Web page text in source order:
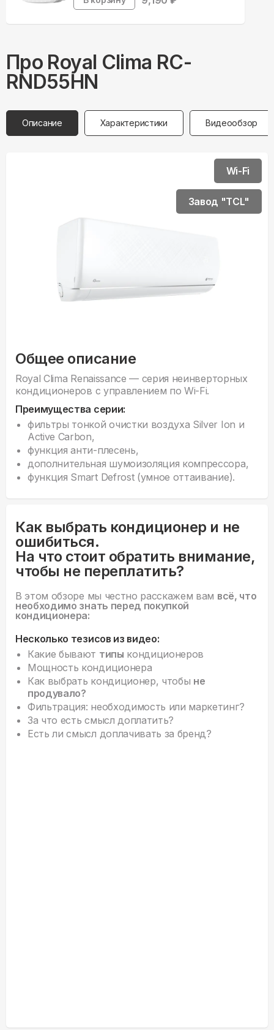
Про Royal Clima RC-
RND55HN
Описание Характеристики Видеообзор
Общее описание
Royal Clima Renaissance — серия неинверторных
кондиционеров с управлением по Wi-Fi.
Преимущества серии:
фильтры тонкой очистки воздуха Silver Ion и
Active Carbon,
функция анти-плесень,
дополнительная шумоизоляция компрессора,
функция Smart Defrost (умное оттаивание).
Wi-Fi
Завод "TCL"
Как выбрать кондиционер и не
ошибиться.
На что стоит обратить внимание,
чтобы не переплатить?
В этом обзоре мы честно расскажем вам всё, что
необходимо знать перед покупкой
кондиционера:
Несколько тезисов из видео:
Какие бывают типы кондиционеров
Мощность кондиционера
Как выбрать кондиционер, чтобы не
продувало?
Фильтрация: необходимость или маркетинг?
За что есть смысл доплатить?
Есть ли смысл доплачивать за бренд?